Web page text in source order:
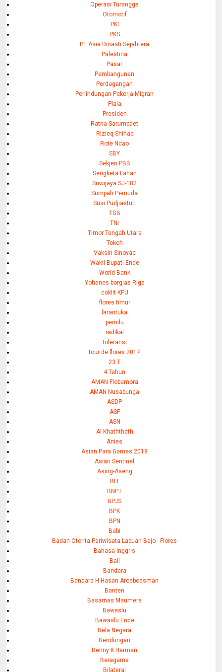
Operasi Turangga
Otomotif
PKI
PKS
PT Asia Dinasti Sejahtera
Palestina
Pasar
Pembangunan
Perdagangan
Perlindungan Pekerja Migran
Piala
Presiden
Ratna Sarumpaet
Rizieq Shihab
Rote Ndao
SBY
Sekjen PBB
Sengketa Lahan
Sriwijaya SJ-182
Sumpah Pemuda
Susi Pudjiastuti
TGB
TNI
Timor Tengah Utara
Tokoh
Vaksin Sinovac
Wakil Bupati Ende
World Bank
Yohanes borgias Riga
coklit KPU
flores timur
larantuka
pemilu
radikal
toleransi
tour de flores 2017
23 T
4 Tahun
AMAN Flobamora
AMAN Nusabunga
ASDP
ASF
ASN
Al Khaththath
Anies
Asian Para Games 2018
Asian Sentinel
Asing-Aseng
BLT
BNPT
BPJS
BPK
BPN
Babi
Badan Otorita Pariwisata Labuan Bajo - Flores
Bahasa Inggris
Bali
Bandara
Bandara H Hasan Aroeboesman
Banten
Basarnas Maumere
Bawaslu
Bawaslu Ende
Bela Negara
Bendungan
Benny K Harman
Beragama
Bilateral